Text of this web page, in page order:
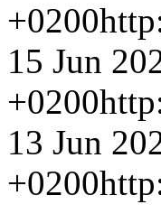
+0200
15 Jun
+0200
13 Jun
+0200